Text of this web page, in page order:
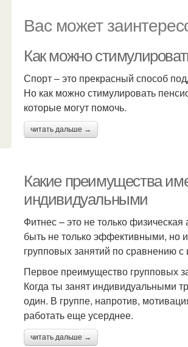
Вас может
Как можно
Спорт – это прекрасный способ
Но как можно стимулировать
которые могут помочь.
читать дальше →
Какие преимущества
индивидуальными
Фитнес – это не только
быть не только эффективными, но
групповых занятий по сравнению
Первое преимущество групповых
Когда ты занят индивидуальными
один. В группе, напротив,
работать еще усерднее.
читать дальше →